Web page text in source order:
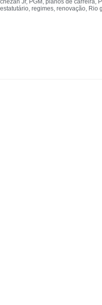
Jr, PGM , planos de carreira,
, regimes, renovação, Rio